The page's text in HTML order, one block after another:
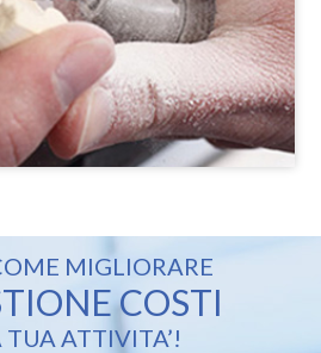
MIGLIORARE
COSTI
TUA ATTIVITA’!